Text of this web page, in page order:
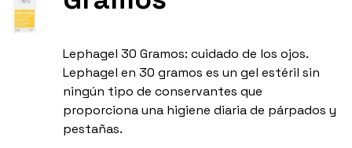
Lephagel 30 Gramos: cuidado de los ojos.
Lephagel en 30 gramos es un gel estéril sin
ningún tipo de conservantes que
proporciona una higiene diaria de párpados y
pestañas.